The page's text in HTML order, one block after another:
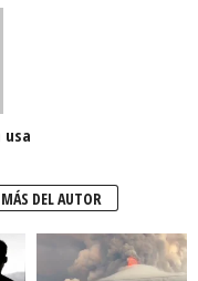
MÁS DEL AUTOR